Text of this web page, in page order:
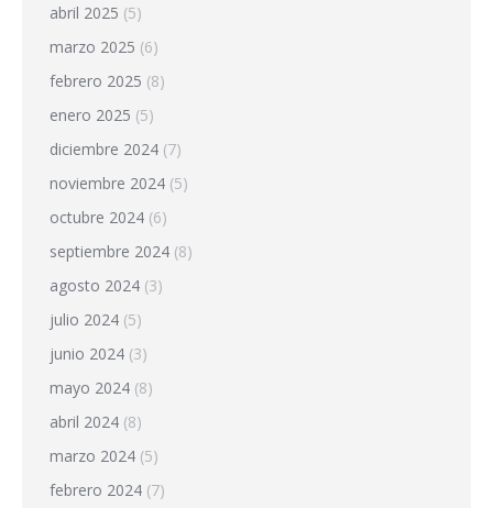
abril 2025 (5)
marzo 2025 (6)
febrero 2025 (8)
enero 2025 (5)
diciembre 2024 (7)
noviembre 2024 (5)
octubre 2024 (6)
septiembre 2024 (8)
agosto 2024 (3)
julio 2024 (5)
junio 2024 (3)
mayo 2024 (8)
abril 2024 (8)
marzo 2024 (5)
febrero 2024 (7)